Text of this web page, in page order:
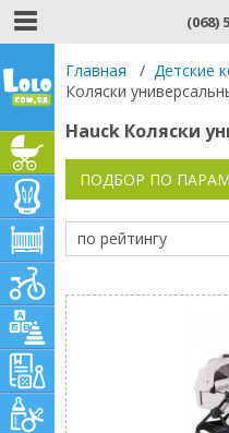
(068)
Главная / Детские
Коляски
Hauck Коляски
ПОДБОР ПО
по рейтингу